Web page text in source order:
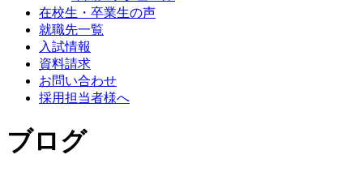
在校生・卒業生の声
就職先一覧
入試情報
資料請求
お問い合わせ
採用担当者様へ
ブログ